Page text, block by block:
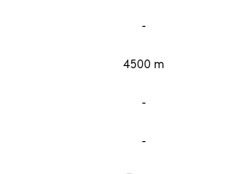
-
4500 m
-
-